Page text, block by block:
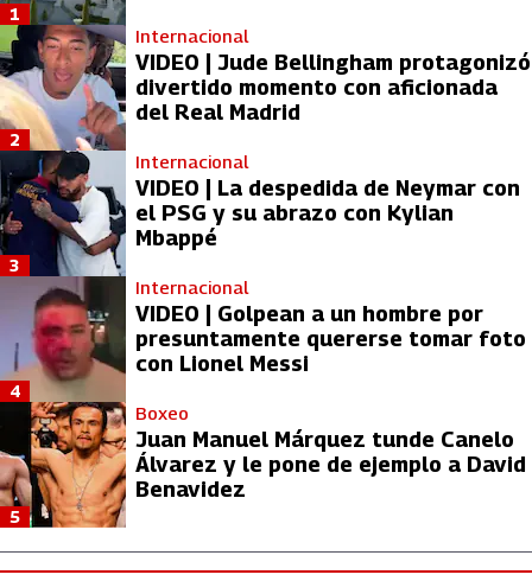
1
Internacional
VIDEO | Jude Bellingham protagonizó
divertido momento con aficionada
del Real Madrid
2
Internacional
VIDEO | La despedida de Neymar con
el PSG y su abrazo con Kylian
Mbappé
3
Internacional
VIDEO | Golpean a un hombre por
presuntamente quererse tomar foto
con Lionel Messi
4
Boxeo
Juan Manuel Márquez tunde Canelo
Álvarez y le pone de ejemplo a David
Benavidez
5